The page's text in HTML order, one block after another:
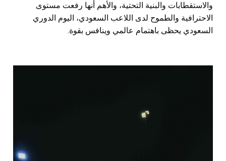
والاستقطابات والبنية التحتية، والأهم أنها رفعت مستوى
الاحترافية والطموح لدى اللاعب السعودي، اليوم الدوري
السعودي يحظى باهتمام عالمي وينافس بقوة.